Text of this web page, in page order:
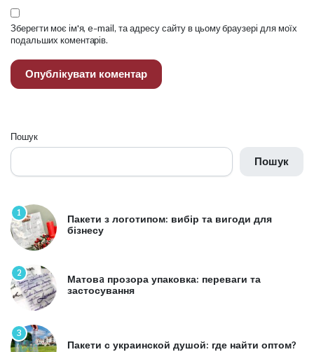
Зберегти моє ім'я, e-mail, та адресу сайту в цьому браузері для моїх
подальших коментарів.
Пошук
Пошук
1
Пакети з логотипом: вибір та вигоди для
бізнесу
2
Матовa прозора упаковка: переваги та
застосування
3
Пакети с украинской душой: где найти оптом?